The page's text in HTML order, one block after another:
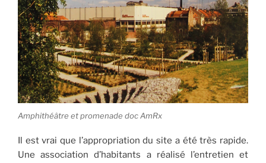
Amphithéâtre et promenade doc AmRx
Il est vrai que l’appropriation du site a été très rapide.
Une association d’habitants a réalisé l’entretien et